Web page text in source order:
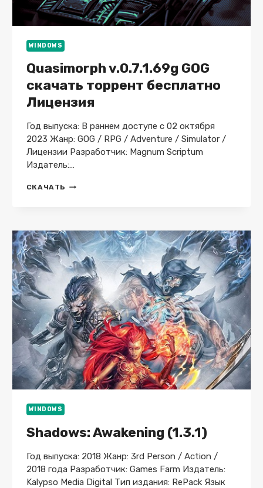
WINDOWS
Quasimorph v.0.7.1.69g GOG
скачать торрент бесплатно
Лицензия
Год выпуска: В раннем доступе с 02 октября
2023 Жанр: GOG / RPG / Adventure / Simulator /
Лицензии Разработчик: Magnum Scriptum
Издатель:…
СКАЧАТЬ QUASIMORPH
БЕСПЛАТНО
ЛИЦЕНЗИЯ
WINDOWS
Shadows: Awakening (1.3.1)
Год выпуска: 2018 Жанр: 3rd Person / Action /
2018 года Разработчик: Games Farm Издатель:
Kalypso Media Digital Тип издания: RePack Язык